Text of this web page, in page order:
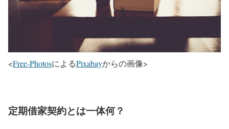
<Free-PhotosによるPixabayからの画像>
定期借家契約とは一体何？